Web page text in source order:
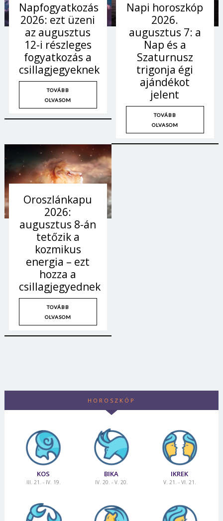
Napfogyatkozás
2026: ezt üzeni
az augusztus
12-i részleges
fogyatkozás a
csillagjegyeknek
TOVÁBB
OLVASOM
Napi horoszkóp
2026.
augusztus 7: a
Nap és a
Szaturnusz
trigonja égi
ajándékot
jelent
TOVÁBB
OLVASOM
Oroszlánkapu
2026:
augusztus 8-án
tetőzik a
kozmikus
energia – ezt
hozza a
csillagjegyednek
TOVÁBB
OLVASOM
HOROSZKÓP
KOS
III. 21. - IV. 19.
BIKA
IV. 20. - V. 20.
IKREK
V. 21. - VI. 21.